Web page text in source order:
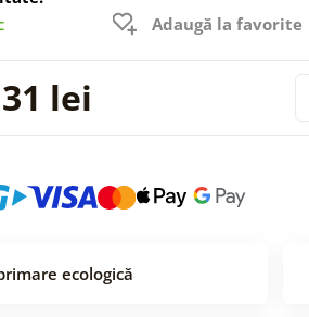
Adaugă la favorite
lei
ecologică